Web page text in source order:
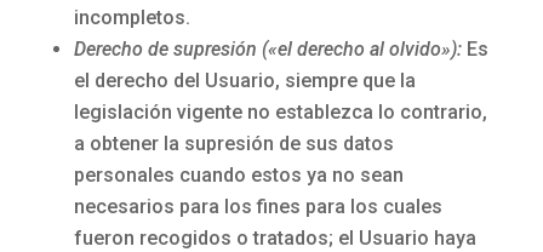
incompletos.
Derecho de supresión («el derecho al olvido»):Es
el derecho del Usuario, siempre que la
legislación vigente no establezca lo contrario,
a obtener la supresión de sus datos
personales cuando estos ya no sean
necesarios para los fines para los cuales
fueron recogidos o tratados; el Usuario haya